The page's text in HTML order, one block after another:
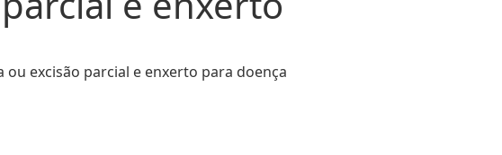
excisão parcial e enxerto para doença